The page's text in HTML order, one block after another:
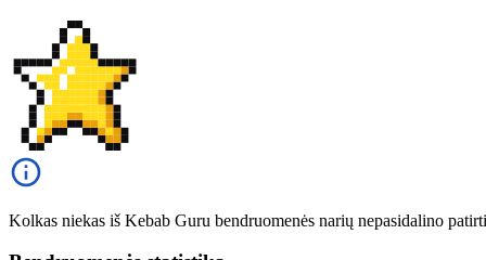
Kolkas niekas iš Kebab Guru bendruomenės narių nepasidalino